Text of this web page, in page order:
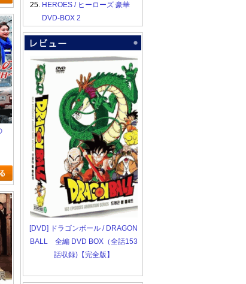
25. HEROES / ヒーローズ 豪華
DVD-BOX 2
[DVD] ドラゴンボール / DRAGON
BALL 全編 DVD BOX（全話153
話収録)【完全版】